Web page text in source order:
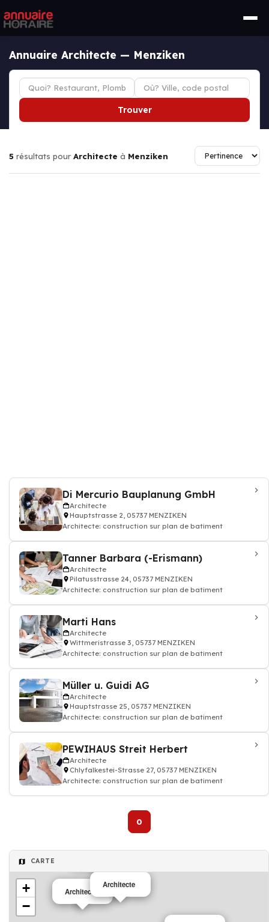
Annuaire Architecte — Menziken
Trouver
5 résultats pour Architecte à Menziken
Di Mercurio Bauplanung GmbH
Architecte
Hauptstrasse 2, 05737 MENZIKEN
Architecte: construction sur plan de batiment
Tanner Barbara (-Erismann)
Architecte
Pilatusstrasse 24, 05737 MENZIKEN
Architecte: construction sur plan de batiment
Marti Hans
Architecte
Wittmeristrasse 3, 05737 MENZIKEN
Architecte: construction sur plan de batiment
Müller u. Guidi AG
Architecte
Hauptstrasse 25, 05737 MENZIKEN
Architecte: construction sur plan de batiment
PEWIHAUS Streit Herbert
Architecte
Chlyfalkestei-Strasse 27, 05737 MENZIKEN
Architecte: construction sur plan de batiment
0
CARTE
Architecte
Architecte
+
−